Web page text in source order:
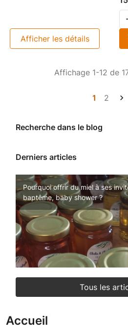
Recherche dans le blog
Derniers articles
Qu'est ce que le miel en rayon et pourquoi en manger
?
Pourquoi offrir du miel à ses
baptême, baby shower ?
Tous les
Accueil
afficher les détails
Affichage 1-12 de
1 2 